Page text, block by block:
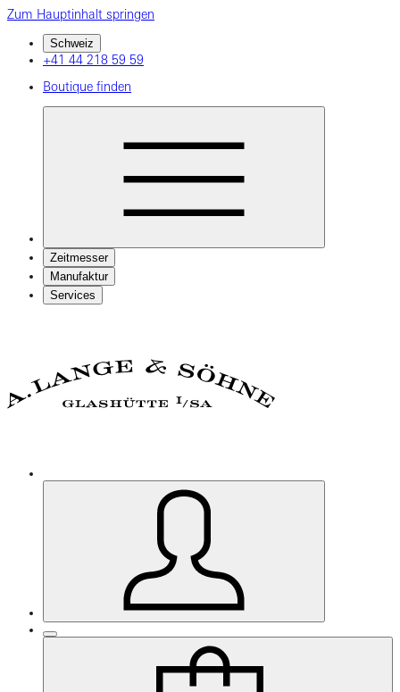
Zum Hauptinhalt springen
Schweiz
+41 44 218 59 59
Boutique finden
Zeitmesser
Manufaktur
Services